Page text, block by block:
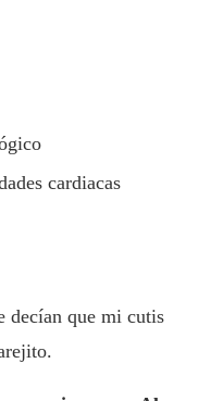
cardiacas
decían que mi cutis